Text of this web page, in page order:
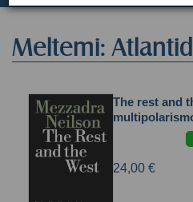
Meltemi:
The rest and
24,00 €